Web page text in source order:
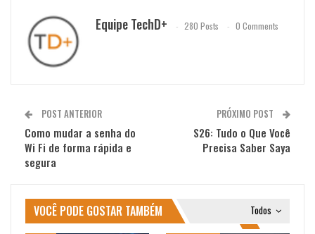
Equipe TechD+ 280 Posts 0 Comments
POST ANTERIOR
Como mudar a senha do
Wi Fi de forma rápida e
segura
PRÓXIMO POST
S26: Tudo o Que Você
Precisa Saber Saya
Todos
VOCÊ PODE GOSTAR TAMBÉM